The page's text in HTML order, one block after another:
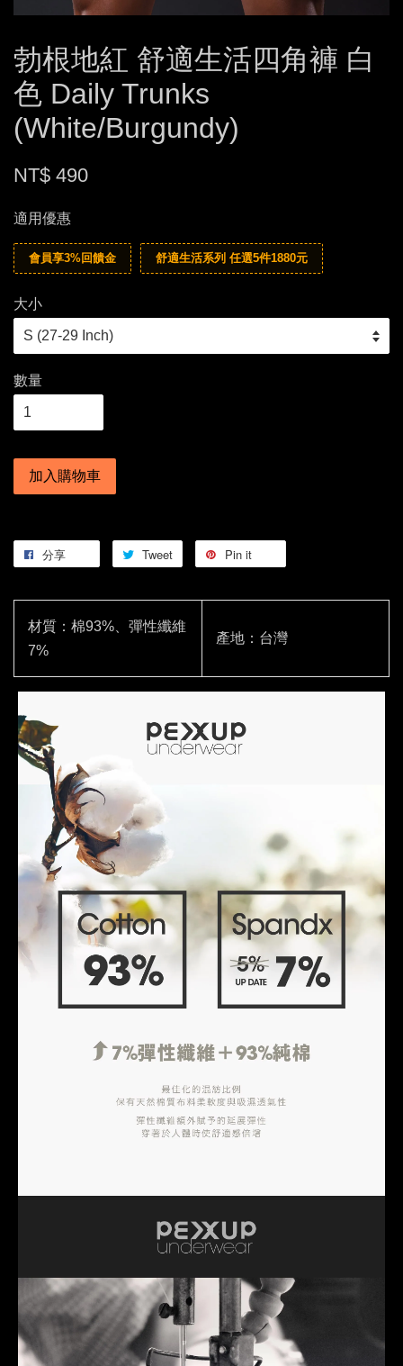
勃根地紅 舒適生活四角褲 白
色 Daily Trunks
(White/Burgundy)
NT$ 490
適用優惠
會員享3%回饋金 舒適生活系列 任選5件1880元
大小
數量
加入購物車
分享 Tweet Pin it
材質：棉93%、彈性纖維
7%
產地：台灣